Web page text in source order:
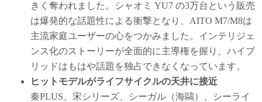
きく奪われました。シャオミ YU7 の3万台という販売
は爆発的な話題性による衝撃となり、AITO M7/M8は
主流家庭ユーザーの心をつかみました。インテリジェ
ンス化のストーリーが全面的に主導権を握り、ハイブ
リッドはもはや話題を独占できなくなっています。
ヒットモデルがライフサイクルの天井に接近
秦PLUS、宋シリーズ、シーガル（海鷗）、シーライ